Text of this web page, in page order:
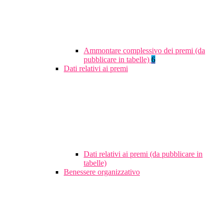
Ammontare complessivo dei premi (da
pubblicare in tabelle) 6
Dati relativi ai premi
Dati relativi ai premi (da pubblicare in
tabelle)
Benessere organizzativo